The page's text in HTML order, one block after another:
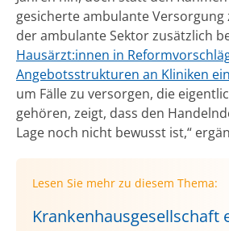
gesicherte ambulante Versorgung
der ambulante Sektor zusätzlich
Hausärzt:innen in
Angebotsstrukturen an Kliniken
um Fälle zu versorgen, die
gehören, zeigt, dass den
Lage noch nicht bewusst ist,“
Lesen Sie mehr zu diesem Thema:
Krankenhausgesellschaft